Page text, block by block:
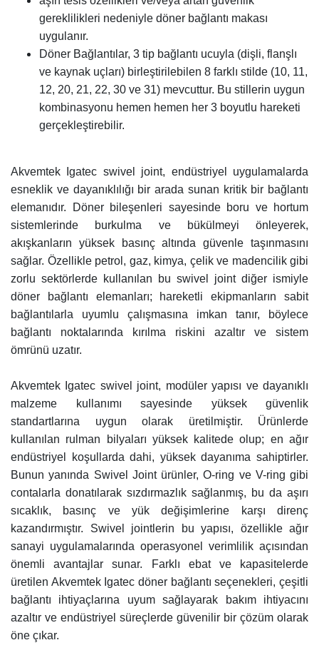
gereklilikleri nedeniyle döner bağlantı makası
uygulanır.
Döner Bağlantılar, 3 tip bağlantı ucuyla (dişli, flanşlı
ve kaynak uçları) birleştirilebilen 8 farklı stilde (10, 11,
12, 20, 21, 22, 30 ve 31) mevcuttur. Bu stillerin uygun
kombinasyonu hemen hemen her 3 boyutlu hareketi
gerçekleştirebilir.
Akvemtek Igatec swivel joint, endüstriyel uygulamalarda
esneklik ve dayanıklılığı bir arada sunan kritik bir bağlantı
elemanıdır. Döner bileşenleri sayesinde boru ve hortum
sistemlerinde burkulma ve bükülmeyi önleyerek,
akışkanların yüksek basınç altında güvenle taşınmasını
sağlar. Özellikle petrol, gaz, kimya, çelik ve madencilik gibi
zorlu sektörlerde kullanılan bu swivel joint diğer ismiyle
döner bağlantı elemanları; hareketli ekipmanların sabit
bağlantılarla uyumlu çalışmasına imkan tanır, böylece
bağlantı noktalarında kırılma riskini azaltır ve sistem
ömrünü uzatır​.
Akvemtek Igatec swivel joint, modüler yapısı ve dayanıklı
malzeme kullanımı sayesinde yüksek güvenlik
standartlarına uygun olarak üretilmiştir. Ürünlerde
kullanılan rulman bilyaları yüksek kalitede olup; en ağır
endüstriyel koşullarda dahi, yüksek dayanıma sahiptirler.
Bunun yanında Swivel Joint ürünler, O-ring ve V-ring gibi
contalarla donatılarak sızdırmazlık sağlanmış, bu da aşırı
sıcaklık, basınç ve yük değişimlerine karşı direnç
kazandırmıştır. Swivel jointlerin bu yapısı, özellikle ağır
sanayi uygulamalarında operasyonel verimlilik açısından
önemli avantajlar sunar. Farklı ebat ve kapasitelerde
üretilen Akvemtek Igatec döner bağlantı seçenekleri, çeşitli
bağlantı ihtiyaçlarına uyum sağlayarak bakım ihtiyacını
azaltır ve endüstriyel süreçlerde güvenilir bir çözüm olarak
öne çıkar.